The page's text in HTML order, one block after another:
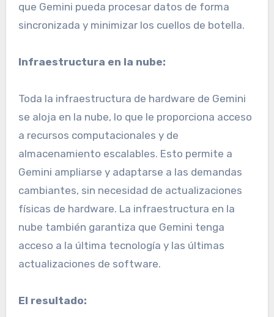
que Gemini pueda procesar datos de forma
sincronizada y minimizar los cuellos de botella.
Infraestructura en la nube:
Toda la infraestructura de hardware de Gemini
se aloja en la nube, lo que le proporciona acceso
a recursos computacionales y de
almacenamiento escalables. Esto permite a
Gemini ampliarse y adaptarse a las demandas
cambiantes, sin necesidad de actualizaciones
físicas de hardware. La infraestructura en la
nube también garantiza que Gemini tenga
acceso a la última tecnología y las últimas
actualizaciones de software.
El resultado: